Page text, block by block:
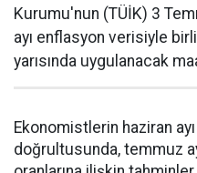
Kurumu'nun (TÜİK) 3
ayı enflasyon verisiyle
yarısında uygulanacak
Ekonomistlerin haziran
doğrultusunda, temmuz